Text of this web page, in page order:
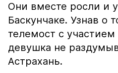
Они вместе росли и
Баскунчаке. Узнав о
телемост с
девушка не
Астрахань.